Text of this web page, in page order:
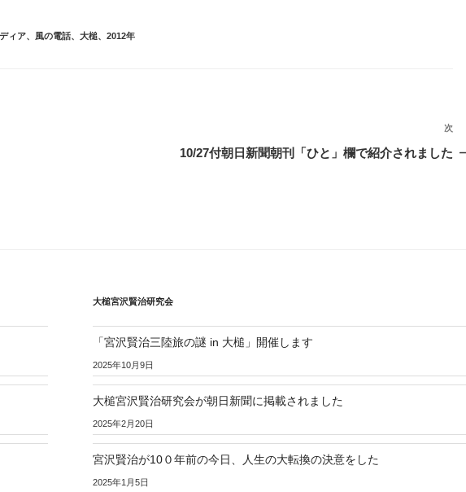
ィア、 風の電話、 大槌、 2012年
次
の
次
10/27付朝日新聞朝刊「ひと」欄で紹介されました
大槌宮沢賢治研究会
「宮沢賢治三陸旅の謎 in 大槌」開催します
2025年10月9日
大槌宮沢賢治研究会が朝日新聞に掲載されました
2025年2月20日
宮沢賢治が10０年前の今日、人生の大転換の決意をした
2025年1月5日